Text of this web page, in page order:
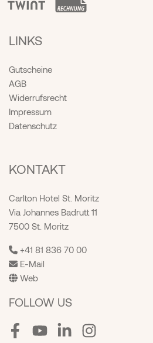
LINKS
Gutscheine
AGB
Widerrufsrecht
Impressum
Datenschutz
KONTAKT
Carlton Hotel St. Moritz
Via Johannes Badrutt 11
7500 St. Moritz
+41 81 836 70 00
E-Mail
Web
FOLLOW US
FacebookYoutubeLinkedInInstagram